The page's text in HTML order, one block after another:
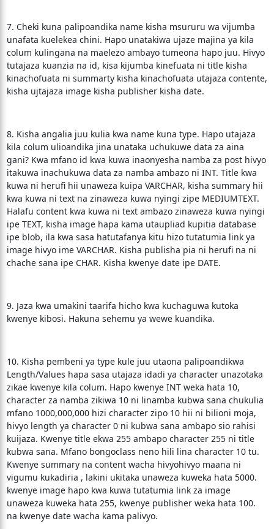
7. Cheki kuna palipoandika name kisha msururu wa vijumba
unafata kuelekea chini. Hapo unatakiwa ujaze majina ya kila
colum kulingana na maelezo ambayo tumeona hapo juu. Hivyo
tutajaza kuanzia na id, kisa kijumba kinefuata ni title kisha
kinachofuata ni summarty kisha kinachofuata utajaza contente,
kisha ujtajaza image kisha publisher kisha date.
8. Kisha angalia juu kulia kwa name kuna type. Hapo utajaza
kila colum ulioandika jina unataka uchukuwe data za aina
gani? Kwa mfano id kwa kuwa inaonyesha namba za post hivyo
itakuwa inachukuwa data za namba ambazo ni INT. Title kwa
kuwa ni herufi hii unaweza kuipa VARCHAR, kisha summary hii
kwa kuwa ni text na zinaweza kuwa nyingi zipe MEDIUMTEXT.
Halafu content kwa kuwa ni text ambazo zinaweza kuwa nyingi
ipe TEXT, kisha image hapa kama utaupliad kupitia database
ipe blob, ila kwa sasa hatutafanya kitu hizo tutatumia link ya
image hivyo ime VARCHAR. Kisha publisha pia ni herufi na ni
chache sana ipe CHAR. Kisha kwenye date ipe DATE.
9. Jaza kwa umakini taarifa hicho kwa kuchaguwa kutoka
kwenye kibosi. Hakuna sehemu ya wewe kuandika.
10. Kisha pembeni ya type kule juu utaona palipoandikwa
Length/Values hapa sasa utajaza idadi ya character unazotaka
zikae kwenye kila colum. Hapo kwenye INT weka hata 10,
character za namba zikiwa 10 ni linamba kubwa sana chukulia
mfano 1000,000,000 hizi character zipo 10 hii ni bilioni moja,
hivyo length ya character 0 ni kubwa sana ambapo sio rahisi
kuijaza. Kwenye title ekwa 255 ambapo character 255 ni title
kubwa sana. Mfano bongoclass neno hili lina character 10 tu.
Kwenye summary na content wacha hivyohivyo maana ni
vigumu kukadiria , lakini ukitaka unaweza kuweka hata 5000.
kwenye image hapo kwa kuwa tutatumia link za image
unaweza kuweka hata 255, kwenye publisher weka hata 100.
na kwenye date wacha kama palivyo.